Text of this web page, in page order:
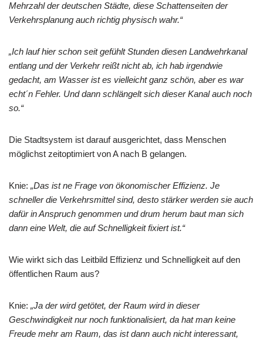
Mehrzahl der deutschen Städte, diese Schattenseiten der
Verkehrsplanung auch richtig physisch wahr.“
„Ich lauf hier schon seit gefühlt Stunden diesen Landwehrkanal
entlang und der Verkehr reißt nicht ab, ich hab irgendwie
gedacht, am Wasser ist es vielleicht ganz schön, aber es war
echt´n Fehler. Und dann schlängelt sich dieser Kanal auch noch
so.“
Die Stadtsystem ist darauf ausgerichtet, dass Menschen
möglichst zeitoptimiert von A nach B gelangen.
Knie: „Das ist ne Frage von ökonomischer Effizienz. Je
schneller die Verkehrsmittel sind, desto stärker werden sie auch
dafür in Anspruch genommen und drum herum baut man sich
dann eine Welt, die auf Schnelligkeit fixiert ist.“
Wie wirkt sich das Leitbild Effizienz und Schnelligkeit auf den
öffentlichen Raum aus?
Knie: „Ja der wird getötet, der Raum wird in dieser
Geschwindigkeit nur noch funktionalisiert, da hat man keine
Freude mehr am Raum, das ist dann auch nicht interessant,